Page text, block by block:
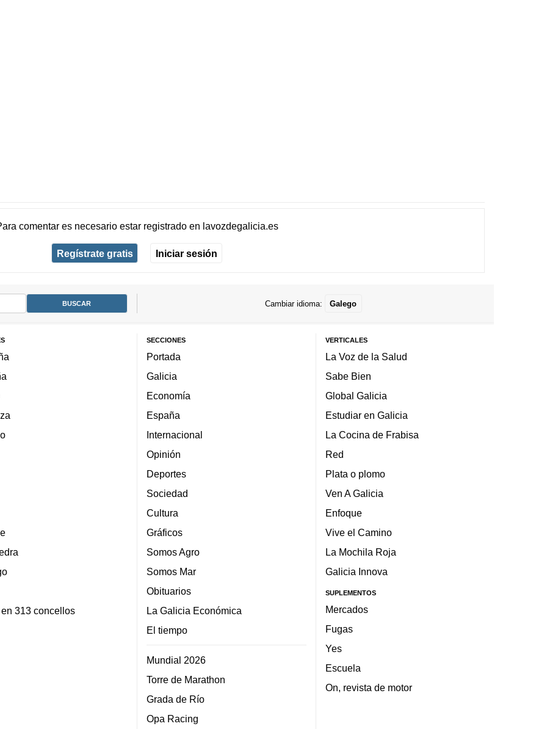
comentar es necesario estar registradoen lavozdegalicia.es
Regístrate gratis Iniciar sesión
Cambiar idioma: Galego
313 concellos
SECCIONES
Portada
Galicia
Economía
España
Internacional
Opinión
Deportes
Sociedad
Cultura
Gráficos
Somos Agro
Somos Mar
Obituarios
La Galicia Económica
El tiempo
Mundial 2026
Torre de Marathon
Grada de Río
Opa Racing
VERTICALES
La Voz de la Salud
Sabe Bien
Global Galicia
Estudiar en Galicia
La Cocina de Frabisa
Red
Plata o plomo
Ven A Galicia
Enfoque
Vive el Camino
La Mochila Roja
Galicia Innova
SUPLEMENTOS
Mercados
Fugas
Yes
Escuela
On, revista de motor